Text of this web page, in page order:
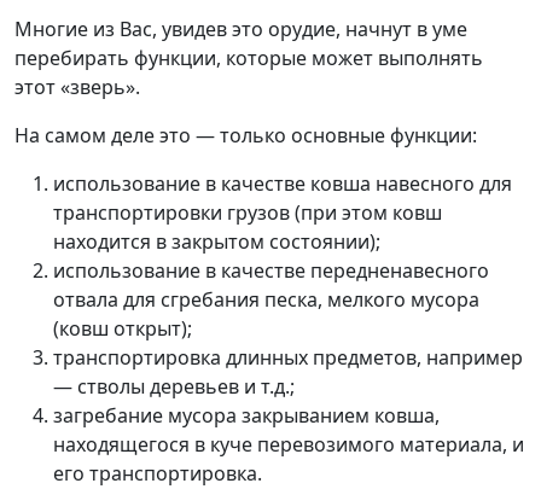
Многие из Вас, увидев это орудие, начнут в уме
перебирать функции, которые может выполнять
этот «зверь».
На самом деле это — только основные функции:
использование в качестве ковша навесного для
транспортировки грузов (при этом ковш
находится в закрытом состоянии);
использование в качестве передненавесного
отвала для сгребания песка, мелкого мусора
(ковш открыт);
транспортировка длинных предметов, например
— стволы деревьев и т.д.;
загребание мусора закрыванием ковша,
находящегося в куче перевозимого материала, и
его транспортировка.